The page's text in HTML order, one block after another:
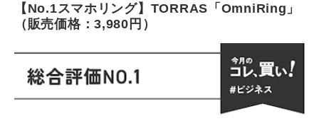
【No.1スマホリング】TORRAS「OmniRing」
（販売価格：3,980円）